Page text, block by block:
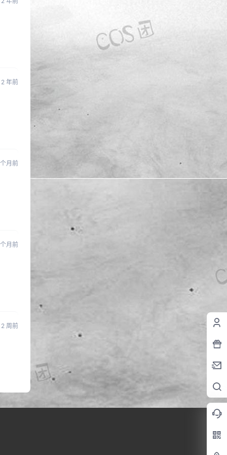
2 年前
月前
月前
2 周前